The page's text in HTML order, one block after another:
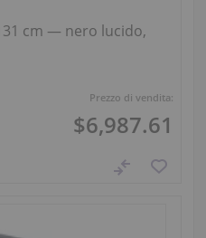
Prezzo di vendita:
$6,987.61
cm — nero lucido,